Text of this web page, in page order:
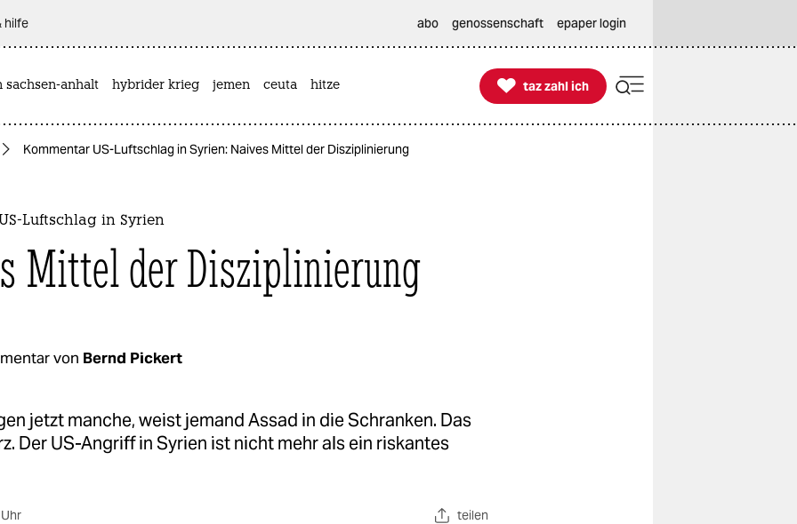
hilfe abo genossenschaft epaper login
sachsen-anhalt hybrider krieg jemen ceuta hitze 
taz zahl ich
taz zahl ich
Kommentar US-Luftschlag in Syrien: Naives Mittel der Disziplinierung
Luftschlag in Syrien
Mittel der Disziplinierung
von Bernd Pickert
jetzt manche, weist jemand Assad in die Schranken. Das
Der US-Angriff in Syrien ist nicht mehr als ein riskantes
teilen